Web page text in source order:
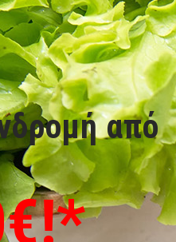
από
€!*